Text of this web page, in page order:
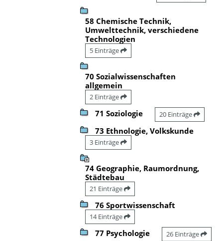
58 Chemische Technik,
Umwelttechnik, verschiedene
Technologien
5 Einträge
70 Sozialwissenschaften
allgemein
2 Einträge
71 Soziologie 20 Einträge
73 Ethnologie, Volkskunde
3 Einträge
74 Geographie, Raumordnung,
Städtebau
21 Einträge
76 Sportwissenschaft
14 Einträge
77 Psychologie 26 Einträge